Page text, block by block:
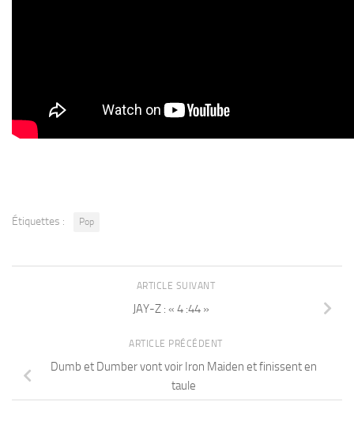
Étiquettes : Pop
ARTICLE SUIVANT
JAY-Z : « 4 :44 »
ARTICLE PRÉCÉDENT
Dumb et Dumber vont voir Iron Maiden et finissent en
taule